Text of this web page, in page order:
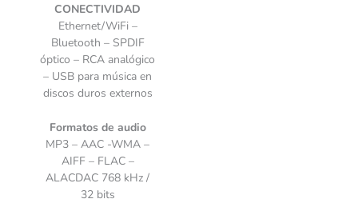
CONECTIVIDAD
Ethernet/WiFi –
Bluetooth – SPDIF
óptico – RCA analógico
– USB para música en
discos duros externos
Formatos de audio
MP3 – AAC -WMA –
AIFF – FLAC –
ALACDAC 768 kHz /
32 bits